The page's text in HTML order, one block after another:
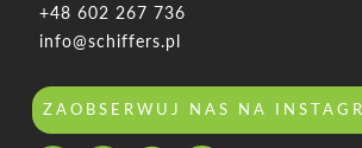
+48 602 267 736
info@schiffers.pl
ZAOBSERWUJ NAS NA